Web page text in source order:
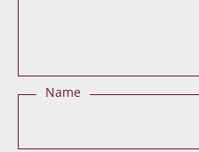
Name